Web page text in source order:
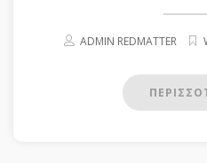
ADMIN REDMATTER